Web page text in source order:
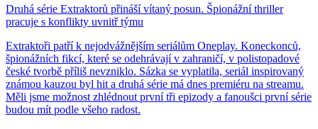
Druhá série Extraktorů přináší vítaný posun. Špionážní thriller
pracuje s konflikty uvnitř týmu
Extraktoři patří k nejodvážnějším seriálům Oneplay. Koneckonců,
špionážních fikcí, které se odehrávají v zahraničí, v polistopadové
české tvorbě příliš nevzniklo. Sázka se vyplatila, seriál inspirovaný
známou kauzou byl hit a druhá série má dnes premiéru na streamu.
Měli jsme možnost zhlédnout první tři epizody a fanoušci první série
budou mít podle všeho radost.